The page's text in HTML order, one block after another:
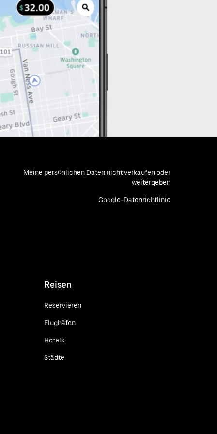
Meine persönlichen Daten nicht verkaufen oder
weitergeben
Google-Datenrichtlinie
Reisen
Reservieren
Flughäfen
Hotels
Städte